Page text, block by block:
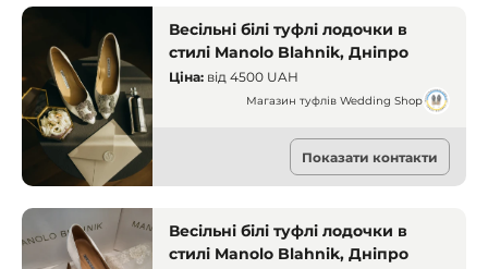
Весільні білі туфлі лодочки в
стилі Manolo Blahnik, Дніпро
Ціна: від 4500 UAH
Магазин туфлів Wedding Shop
Прокат одягу
Дніпро
Показати контакти
Весільні білі туфлі лодочки в
стилі Manolo Blahnik, Дніпро